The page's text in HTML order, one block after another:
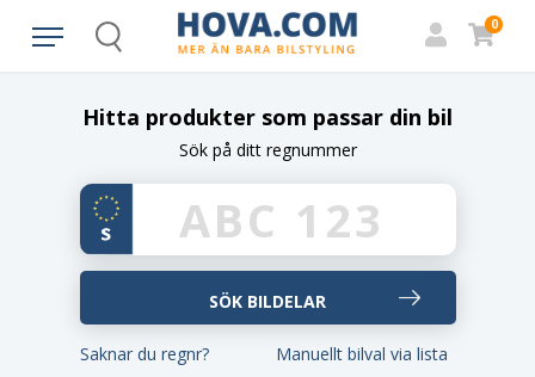
Search
0
Hitta produkter som passar din bil
Sök på ditt regnummer
Saknar du regnr? Manuellt bilval via lista